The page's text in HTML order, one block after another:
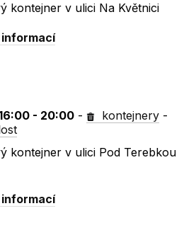
kontejner v ulici Na Květnici
- 20:00 - kontejnery -
kontejner v ulici Pod Terebkou